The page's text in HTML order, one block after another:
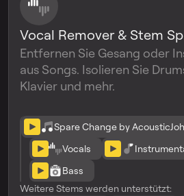
Vocal Remover & Stem
Entfernen Sie Gesang oder
aus Songs. Isolieren Sie
Klavier und mehr.
Spare Change by
Vocals
Bass
Weitere Stems werden unterstützt: